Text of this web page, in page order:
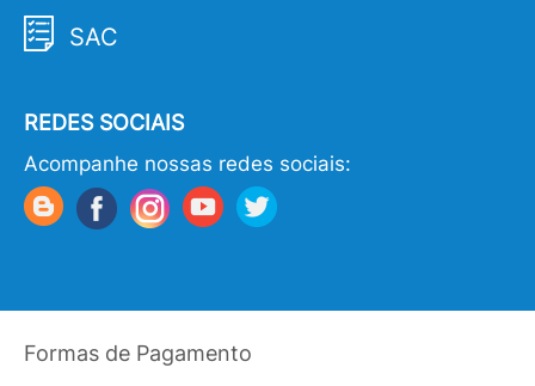
SAC
REDES SOCIAIS
Acompanhe nossas redes sociais:
Formas de Pagamento